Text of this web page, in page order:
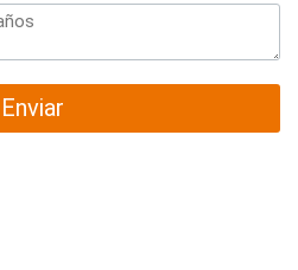
Enviar